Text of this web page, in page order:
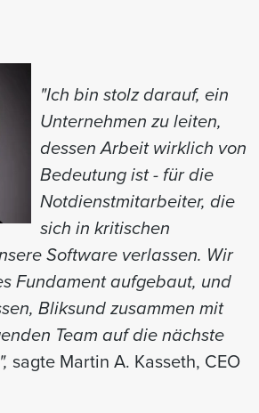
"Ich bin stolz darauf, ein
Unternehmen zu leiten,
dessen Arbeit wirklich von
Bedeutung ist - für die
Notdienstmitarbeiter, die
sich in kritischen
Software verlassen. Wir
Fundament aufgebaut, und
Bliksund zusammen mit
Team auf die nächste
sagte Martin A. Kasseth, CEO